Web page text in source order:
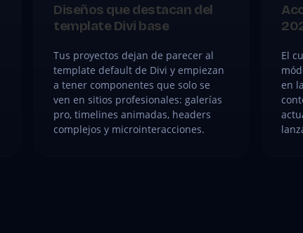
Diseños que destacan del
template Divi base
Tus proyectos dejan de parecer al
template default de Divi y empiezan
a tener componentes que solo se
ven en sitios profesionales: galerías
pro, timelines animadas, headers
complejos y microinteracciones.
El
en